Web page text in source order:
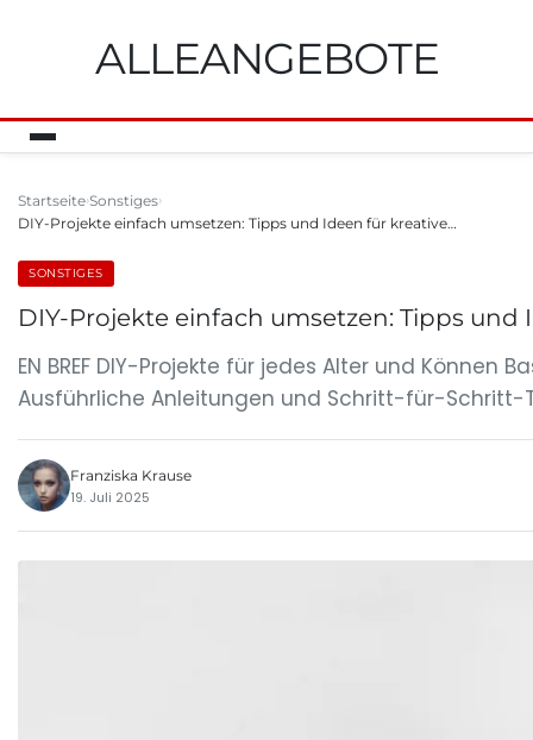
ALLEANGEBOTE
Startseite Sonstiges
DIY-Projekte einfach umsetzen: Tipps und Ideen für kreative…
SONSTIGES
DIY-Projekte einfach umsetzen: Tipps
EN BREF DIY-Projekte für jedes Alter und
Ausführliche Anleitungen und Schritt-für-Schritt-
Franziska Krause
19. Juli 2025